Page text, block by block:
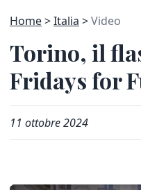
Home Italia Video
Torino, il
Fridays for
11 ottobre 2024